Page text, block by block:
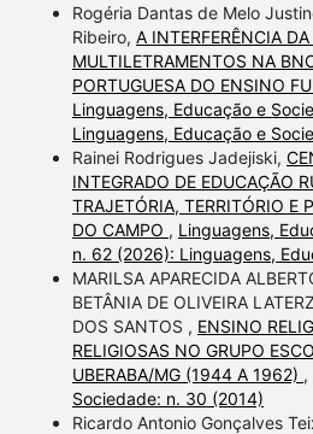
Rogéria Dantas de Melo
Ribeiro, A INTERFERÊNCIA
MULTILETRAMENTOS NA
PORTUGUESA DO ENSINO
Linguagens, Educação e
Linguagens, Educação e
Rainei Rodrigues Jadejiski,
INTEGRADO DE EDUCAÇÃO
TRAJETÓRIA, TERRITÓRIO E
DO CAMPO , Linguagens,
n. 62 (2026): Linguagens,
MARILSA APARECIDA
BETÂNIA DE OLIVEIRA
DOS SANTOS , ENSINO
RELIGIOSAS NO GRUPO
UBERABA/MG (1944 A 1962) ,
Sociedade: n. 30 (2014)
Ricardo Antonio Gonçalves